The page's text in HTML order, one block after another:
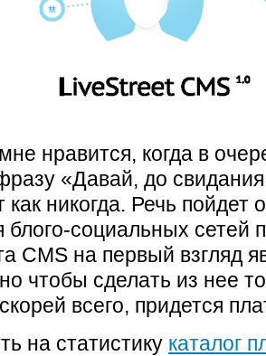
нравится, когда в
«Давай, до
как никогда. Речь пойдет
блого-социальных сетей
CMS на первый взгляд
чтобы сделать из нее
всего, придется
на статистику каталог